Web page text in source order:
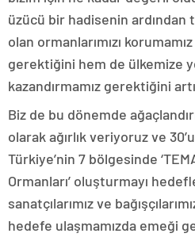
üzücü bir hadisenin ardından
olan ormanlarımızı
gerektiğini hem de ülkemize
kazandırmamız gerektiğini
Biz de bu dönemde
olarak ağırlık veriyoruz ve
Türkiye’nin 7 bölgesinde
Ormanları’ oluşturmayı
sanatçılarımız ve
hedefe ulaşmamızda emeği